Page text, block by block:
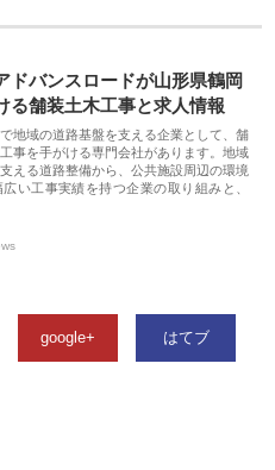
ドバンスロードが山形県鶴岡
る舗装土木工事と求人情報
地域の道路基盤を支える企業として、舗
事を手がける専門会社があります。地域
える道路整備から、公共施設周辺の環境
い工事実績を持つ企業の取り組みと、
google+ はてブ